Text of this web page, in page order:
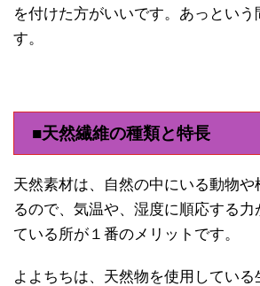
を付けた方がいいです。あっという
す。
■天然繊維の種類と特長
天然素材は、自然の中にいる動物や
るので、気温や、湿度に順応する力
ている所が１番のメリットです。
よよちちは、天然物を使用してい